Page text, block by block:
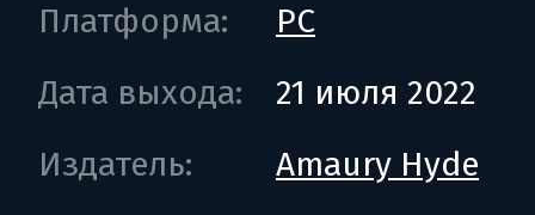
Платформа:
PC
Дата выхода:
21 июля 2022
Издатель:
Amaury Hyde